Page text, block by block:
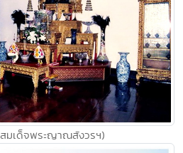
มเด็จพระญาณสังวรฯ)